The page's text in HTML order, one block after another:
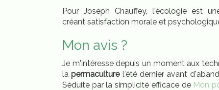
Pour Joseph Chauffey, l'écologie est
créant satisfaction morale et
Mon avis ?
Je m'intéresse depuis un moment aux
lapermaculturel'été dernier avant
Séduite par la simplicité efficace de Mon